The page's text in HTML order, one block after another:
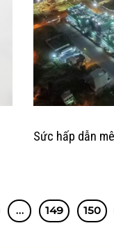
Sức hấp dẫn
… 149 150